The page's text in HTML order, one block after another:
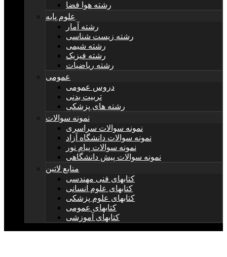
رشته هوا فضا
علوم پایه
رشته آمار
رشته زیست شناسی
رشته شیمی
رشته فیزیک
رشته ریاضیات
عمومی
دروس عمومی
تربیت بدنی
رشته های پزشکی
نمونه سوالات
نمونه سوالات سراسری
نمونه سوالات دانشگاه آزاد
نمونه سوالات پیام نور
نمونه سوالات پیش دانشگاهی
منابع لاتین
کتابهای فنی مهندسی
کتابهای علوم انسانی
کتابهای علوم پزشکی
کتابهای عمومی
کتابهای آموزشی